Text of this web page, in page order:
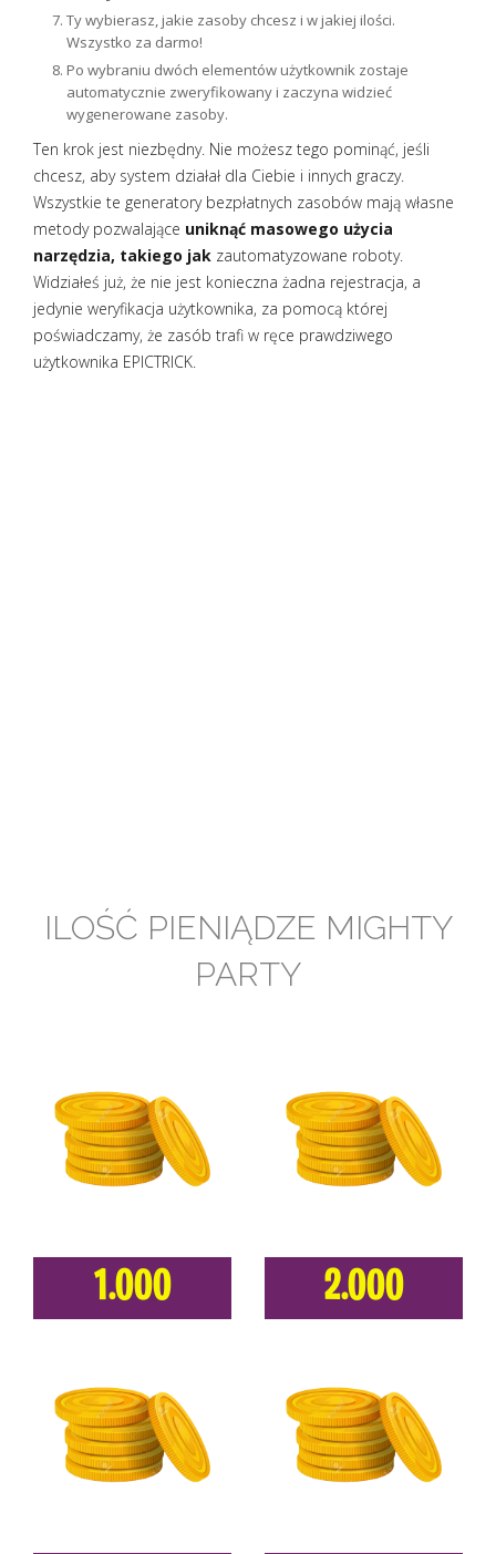
Ty wybierasz, jakie zasoby chcesz i w jakiej ilości.
Wszystko za darmo!
Po wybraniu dwóch elementów użytkownik zostaje
automatycznie zweryfikowany i zaczyna widzieć
wygenerowane zasoby.
Ten krok jest niezbędny. Nie możesz tego pominąć, jeśli
chcesz, aby system działał dla Ciebie i innych graczy.
Wszystkie te generatory bezpłatnych zasobów mają własne
metody pozwalające uniknąć masowego użycia
narzędzia, takiego jak zautomatyzowane roboty.
Widziałeś już, że nie jest konieczna żadna rejestracja, a
jedynie weryfikacja użytkownika, za pomocą której
poświadczamy, że zasób trafi w ręce prawdziwego
użytkownika EPICTRICK.
ILOŚĆ PIENIĄDZE MIGHTY
PARTY
1.000 2.000